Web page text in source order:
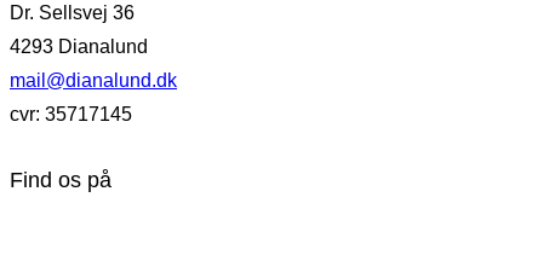
Dr. Sellsvej 36
4293 Dianalund
mail@dianalund.dk
cvr: 35717145
Find os på